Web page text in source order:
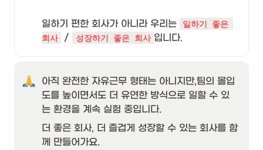
일하기 편한 회사가 아니라 우리는
일하기 좋은
회사
/ 성장하기 좋은 회사 입니다.
아직 완전한 자유근무 형태는 아니지만,팀의 몰입
도를 높이면서도 더 유연한 방식으로 일할 수 있
는 환경을 계속 실험 중입니다.
더 좋은 회사, 더 즐겁게 성장할 수 있는 회사를 함